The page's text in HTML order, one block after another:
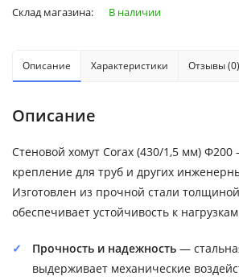
Склад магазина: В наличии
Описание Характеристики Отзывы (0)
Описание
Стеновой хомут Corax (430/1,5 мм)
крепление для труб и других
Изготовлен из прочной стали
обеспечивает устойчивость к
Прочность и надежность —
выдерживает механические